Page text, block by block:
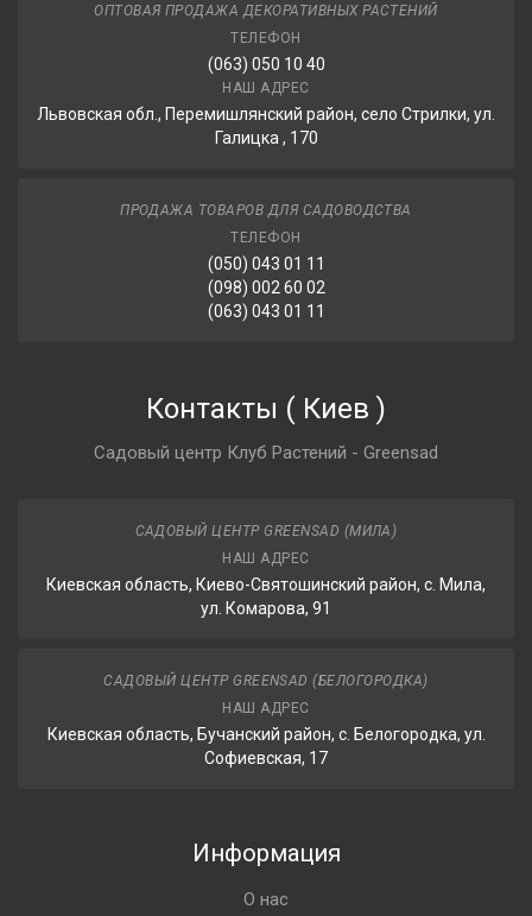
ОПТОВАЯ ПРОДАЖА ДЕКОРАТИВНЫХ РАСТЕНИЙ
ТЕЛЕФОН
(063) 050 10 40
НАШ АДРЕС
Львовская обл., Перемишлянский район, село Стрилки, ул.
Галицка , 170
ПРОДАЖА ТОВАРОВ ДЛЯ САДОВОДСТВА
ТЕЛЕФОН
(050) 043 01 11
(098) 002 60 02
(063) 043 01 11
Контакты ( Киев )
Садовый центр Клуб Растений - Greensad
САДОВЫЙ ЦЕНТР GREENSAD (МИЛА)
НАШ АДРЕС
Киевская область, Киево-Святошинский район, с. Мила,
ул. Комарова, 91
САДОВЫЙ ЦЕНТР GREENSAD (БЕЛОГОРОДКА)
НАШ АДРЕС
Киевская область, Бучанский район, с. Белогородка, ул.
Софиевская, 17
Информация
О нас